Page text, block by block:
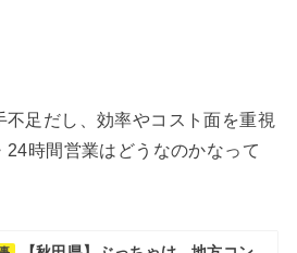
不足だし、効率やコスト面を重視
24時間営業はどうなのかなって